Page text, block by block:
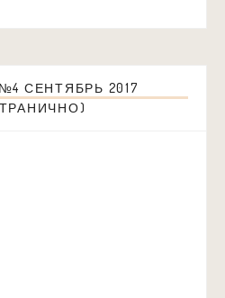
№4 СЕНТЯБРЬ 2017